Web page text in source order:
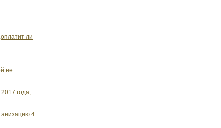
ли
не
года,
4